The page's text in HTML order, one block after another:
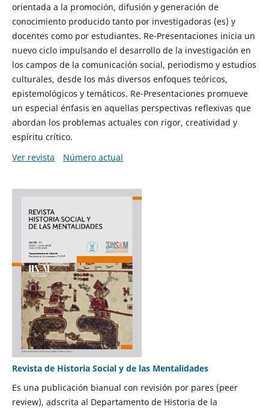
orientada a la promoción, difusión y generación de
conocimiento producido tanto por investigadoras (es) y
docentes como por estudiantes. Re-Presentaciones inicia un
nuevo ciclo impulsando el desarrollo de la investigación en
los campos de la comunicación social, periodismo y estudios
culturales, desde los más diversos enfoques teóricos,
epistemológicos y temáticos. Re-Presentaciones promueve
un especial énfasis en aquellas perspectivas reflexivas que
abordan los problemas actuales con rigor, creatividad y
espíritu crítico.
Ver revista
Número actual
Revista de Historia Social y de las Mentalidades
Es una publicación bianual con revisión por pares (peer
review), adscrita al Departamento de Historia de la